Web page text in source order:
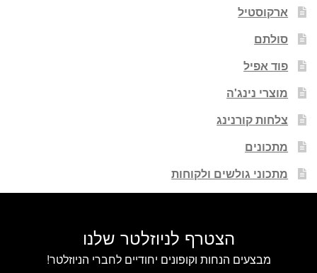
ארקוסטיל
סולתם
פוד אפיל
מוצרי נינג'ה
צלחות קורנינג
מתכונים
מתכוני גולשים ולקוחות
הצטרף לניוזלטר שלנו
מבצעים הנחות וקופונים יחודיים לחברי הניוזלטר!